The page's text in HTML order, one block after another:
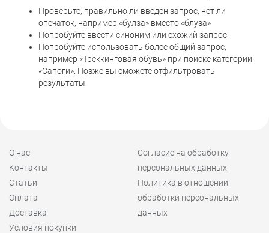
Проверьте, правильно ли введен запрос, нет ли
опечаток, например «булза» вместо «блуза»
Попробуйте ввести синоним или схожий запрос
Попробуйте использовать более общий запрос,
например «Треккинговая обувь» при поиске категории
«Сапоги». Позже вы сможете отфильтровать
результаты.
О нас
Контакты
Статьи
Оплата
Доставка
Условия покупки
Согласие на обработку
персональных данных
Политика в отношении
обработки персональных
данных